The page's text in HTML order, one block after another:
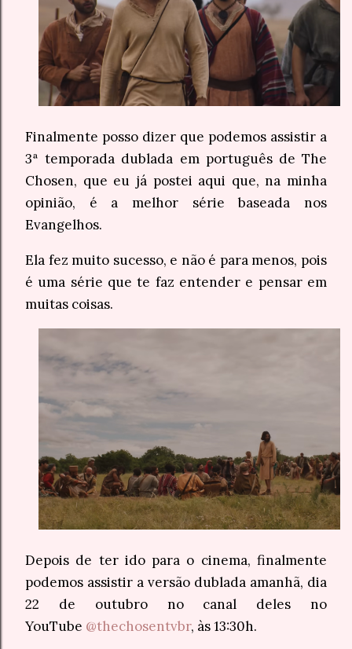
Finalmente posso dizer que podemos assistir a
3ª temporada dublada em português de The
Chosen, que eu já postei aqui que, na minha
opinião, é a melhor série baseada nos
Evangelhos.
Ela fez muito sucesso, e não é para menos, pois
é uma série que te faz entender e pensar em
muitas coisas.
Depois de ter ido para o cinema, finalmente
podemos assistir a versão dublada amanhã, dia
22 de outubro no canal deles no
YouTube @thechosentvbr, às 13:30h.